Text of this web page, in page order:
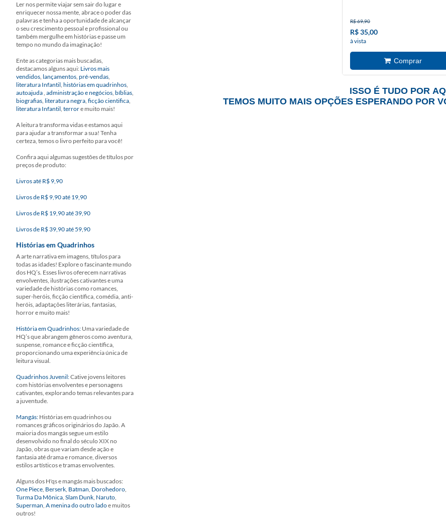
Ler nos permite viajar sem sair do lugar e
enriquecer nossa mente, abrace o poder das
palavras e tenha a oportunidade de alcançar
o seu crescimento pessoal e profissional ou
também mergulhe em histórias e passe um
tempo no mundo da imaginação!
Ente as categorias mais buscadas,
destacamos alguns aqui: Livros mais
vendidos, lançamentos, pré-vendas,
literatura Infantil, histórias em quadrinhos,
autoajuda, administração e negócios, bíblias,
biografias, literatura negra, ficção cientifica,
literatura Infantil, terrore muito mais!
A leitura transforma vidas e estamos aqui
para ajudar a transformar a sua! Tenha
certeza, temos o livro perfeito para você!
Confira aqui algumas sugestões de títulos por
preços de produto:
Livros até R$ 9,90
Livros de R$ 9,90 até 19,90
Livros de R$ 19,90 até 39,90
Livros de R$ 39,90 até 59,90
Histórias em Quadrinhos
A arte narrativa em imagens, títulos para
todas as idades! Explore o fascinante mundo
dos HQ’s. Esses livros oferecem narrativas
envolventes, ilustrações cativantes e uma
variedade de histórias como romances,
super-heróis, ficção científica, comédia, anti-
heróis, adaptações literárias, fantasias,
horror e muito mais!
História em Quadrinhos: Uma variedade de
HQ’s que abrangem gêneros como aventura,
suspense, romance e ficção científica,
proporcionando uma experiência única de
leitura visual.
Quadrinhos Juvenil:Cative jovens leitores
com histórias envolventes e personagens
cativantes, explorando temas relevantes para
a juventude.
Mangás: Histórias em quadrinhos ou
romances gráficos originários do Japão. A
maioria dos mangás segue um estilo
desenvolvido no final do século XIX no
Japão, obras que variam desde ação e
fantasia até drama e romance, diversos
estilos artísticos e tramas envolventes.
Alguns dos H'qs e mangás mais buscados:
One Piece, Berserk, Batman, Dorohedoro,
Turma Da Mônica, Slam Dunk, Naruto,
Superman, A menina do outro ladoe muitos
outros!
R$ 69,90
R$ 35,00
à vista
ISSO É TUDO POR
TEMOS MUITO MAIS OPÇÕES ESPERANDO POR